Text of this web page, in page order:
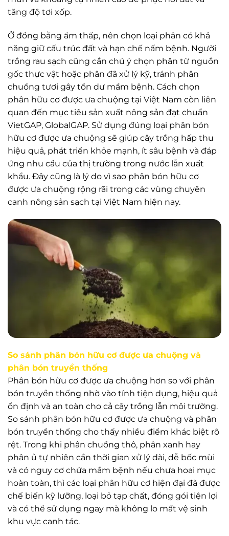
tăng độ tơi xốp.
Ở đồng bằng ẩm thấp, nên chọn loại phân có khả
năng giữ cấu trúc đất và hạn chế nấm bệnh. Người
trồng rau sạch cũng cần chú ý chọn phân từ nguồn
gốc thực vật hoặc phân đã xử lý kỹ, tránh phân
chuồng tươi gây tồn dư mầm bệnh. Cách chọn
phân hữu cơ được ưa chuộng tại Việt Nam còn liên
quan đến mục tiêu sản xuất nông sản đạt chuẩn
VietGAP, GlobalGAP. Sử dụng đúng loại phân bón
hữu cơ được ưa chuộng sẽ giúp cây trồng hấp thu
hiệu quả, phát triển khỏe mạnh, ít sâu bệnh và đáp
ứng nhu cầu của thị trường trong nước lẫn xuất
khẩu. Đây cũng là lý do vì sao phân bón hữu cơ
được ưa chuộng rộng rãi trong các vùng chuyên
canh nông sản sạch tại Việt Nam hiện nay.
So sánh phân bón hữu cơ được ưa chuộng và
phân bón truyền thống
Phân bón hữu cơ được ưa chuộng hơn so với phân
bón truyền thống nhờ vào tính tiện dụng, hiệu quả
ổn định và an toàn cho cả cây trồng lẫn môi trường.
So sánh phân bón hữu cơ được ưa chuộng và phân
bón truyền thống cho thấy nhiều điểm khác biệt rõ
rệt. Trong khi phân chuồng thô, phân xanh hay
phân ủ tự nhiên cần thời gian xử lý dài, dễ bốc mùi
và có nguy cơ chứa mầm bệnh nếu chưa hoai mục
hoàn toàn, thì các loại phân hữu cơ hiện đại đã được
chế biến kỹ lưỡng, loại bỏ tạp chất, đóng gói tiện lợi
và có thể sử dụng ngay mà không lo mất vệ sinh
khu vực canh tác.